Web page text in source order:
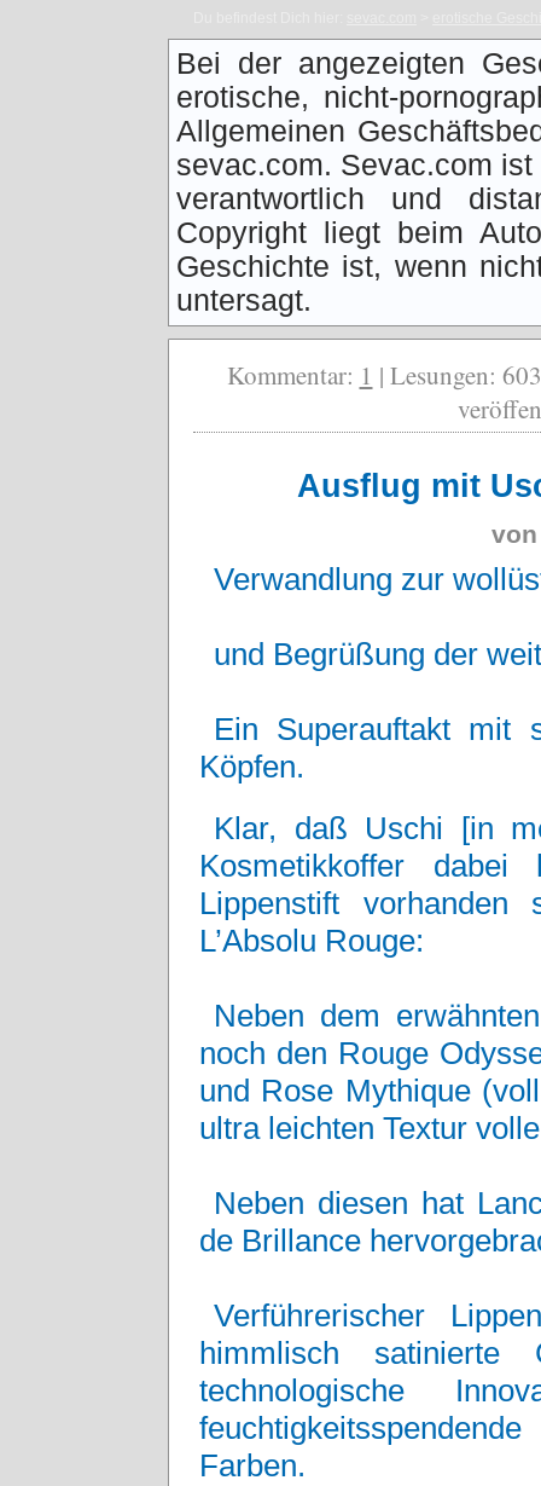
Bei der angezeigten
erotische, nicht-
Allgemeinen
sevac.com. Sevac.com
verantwortlich und
Copyright liegt beim
Geschichte ist, wenn
untersagt.
Kommentar: 1 | Lesungen:
Ausflug mit
Verwandlung zur
und Begrüßung der
Ein Superauftakt mit
Köpfen.
Klar, daß Uschi [in
Kosmetikkoffer
Lippenstift
L’Absolu Rouge:
Neben dem
noch den Rouge
und Rose Mythique
ultra leichten Textur
Neben diesen hat
de Brillance
Verführerischer
himmlisch
technologische
Farben.